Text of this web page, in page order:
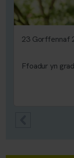
23 Gorffennaf
Ffoadur yn